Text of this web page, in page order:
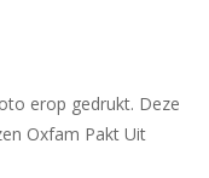
erop gedrukt. Deze
Oxfam Pakt Uit